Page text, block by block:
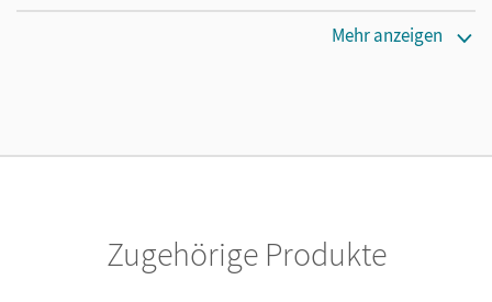
ein Jahr lang ergänzend zum Print-Titel nutzen möchten.
Cornelsen Verlag
Mehr anzeigen
Zugehörige Produkte